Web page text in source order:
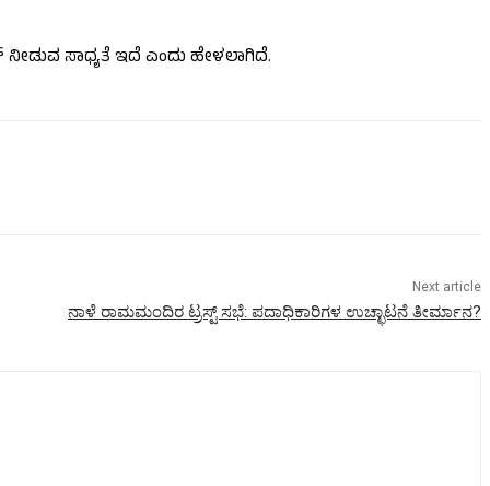
ನೀಡುವ ಸಾಧ್ಯತೆ ಇದೆ ಎಂದು ಹೇಳಲಾಗಿದೆ.
Next article
ನಾಳೆ ರಾಮಮಂದಿರ ಟ್ರಸ್ಟ್ ಸಭೆ: ಪದಾಧಿಕಾರಿಗಳ ಉಚ್ಛಾಟನೆ ತೀರ್ಮಾನ?